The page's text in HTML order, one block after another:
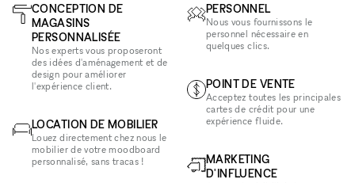
CONCEPTION DE
MAGASINS
PERSONNALISÉE
Nos experts vous proposeront
des idées d'aménagement et de
design pour améliorer
l'expérience client.
LOCATION DE MOBILIER
Louez directement chez nous le
mobilier de votre moodboard
personnalisé, sans tracas !
PERSONNEL
Nous vous fournissons le
personnel nécessaire en
quelques clics.
POINT DE VENTE
Acceptez toutes les principales
cartes de crédit pour une
expérience fluide.
MARKETING
D'INFLUENCE